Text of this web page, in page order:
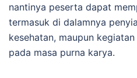
nantinya peserta dapat
termasuk di dalamnya
kesehatan, maupun
pada masa purna karya.